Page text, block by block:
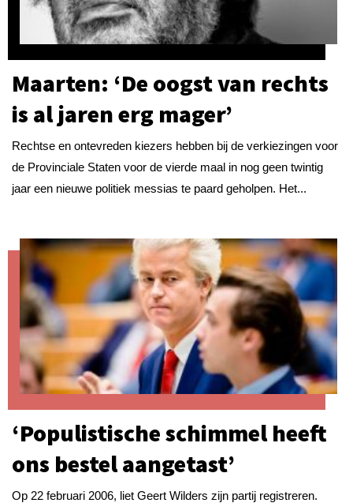
Maarten: ‘De oogst van rechts
is al jaren erg mager’
Rechtse en ontevreden kiezers hebben bij de verkiezingen voor
de Provinciale Staten voor de vierde maal in nog geen twintig
jaar een nieuwe politiek messias te paard geholpen. Het...
‘Populistische schimmel heeft
ons bestel aangetast’
Op 22 februari 2006, liet Geert Wilders zijn partij registreren.